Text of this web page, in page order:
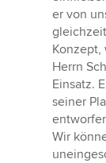
er von
Konzept,
Herrn
Einsatz.
seiner
Wir